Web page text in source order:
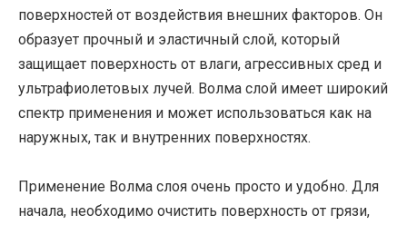
поверхностей от воздействия внешних факторов. Он
образует прочный и эластичный слой, который
защищает поверхность от влаги, агрессивных сред и
ультрафиолетовых лучей. Волма слой имеет широкий
спектр применения и может использоваться как на
наружных, так и внутренних поверхностях.
Применение Волма слоя очень просто и удобно. Для
начала, необходимо очистить поверхность от грязи,